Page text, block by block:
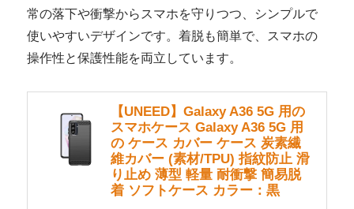
常の落下や衝撃からスマホを守りつつ、シンプルで
使いやすいデザインです。着脱も簡単で、スマホの
操作性と保護性能を両立しています。
【UNEED】Galaxy A36 5G 用の
スマホケース Galaxy A36 5G 用
の ケース カバー ケース 炭素繊
維カバー (素材/TPU) 指紋防止 滑
り止め 薄型 軽量 耐衝撃 簡易脱
着 ソフトケース カラー：黒